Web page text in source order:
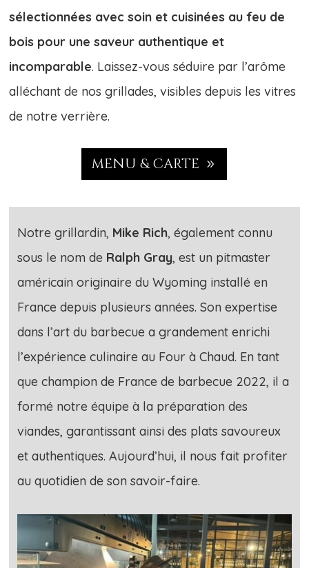
sélectionnées avec soin et cuisinées au feu de
bois pour une saveur authentique et
incomparable. Laissez-vous séduire par l’arôme
alléchant de nos grillades, visibles depuis les vitres
de notre verrière.
MENU & CARTE
Notre grillardin, Mike Rich, également connu
sous le nom de Ralph Gray, est un pitmaster
américain originaire du Wyoming installé en
France depuis plusieurs années. Son expertise
dans l’art du barbecue a grandement enrichi
l’expérience culinaire au Four à Chaud. En tant
que champion de France de barbecue 2022, il a
formé notre équipe à la préparation des
viandes, garantissant ainsi des plats savoureux
et authentiques. Aujourd’hui, il nous fait profiter
au quotidien de son savoir-faire.